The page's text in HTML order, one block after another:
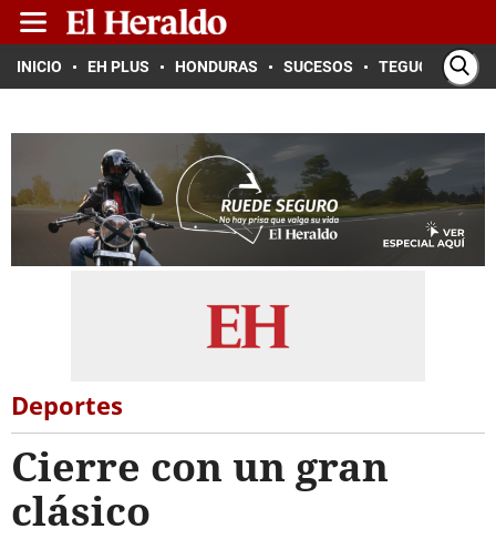
INICIO EH PLUS HONDURAS SUCESOS TEGUCIGALPA
Deportes
Cierre con un gran
clásico